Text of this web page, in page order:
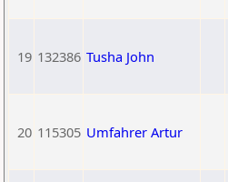
19 132386 Tusha John
20 115305 Umfahrer Artur